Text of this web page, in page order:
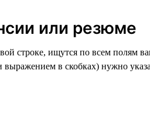
или резюме
строке, ищутся по всем полям
в скобках) нужно